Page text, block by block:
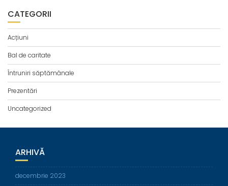
CATEGORII
Acțiuni
Bal de caritate
Întruniri săptămânale
Prezentări
Uncategorized
ARHIVĂ
decembrie 2023